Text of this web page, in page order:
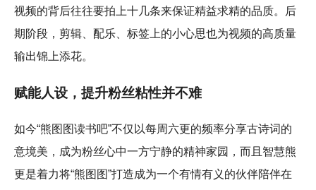
视频的背后往往要拍上十几条来保证精益求精的品质。后
期阶段，剪辑、配乐、标签上的小心思也为视频的高质量
输出锦上添花。
赋能人设，提升粉丝粘性并不难
如今“熊图图读书吧”不仅以每周六更的频率分享古诗词的
意境美，成为粉丝心中一方宁静的精神家园，而且智慧熊
更是着力将“熊图图”打造成为一个有情有义的伙伴陪伴在